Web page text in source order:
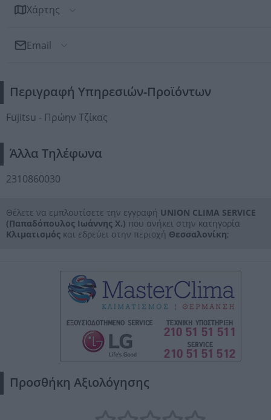
Χάρτης
Email
Προς: UNION CLIMA SERVICE (Παπαδόπουλος Ιωάννης
Αποδέχομαι τουςΌρους Χρήσηςκαι τηνΠολιτική Προστασίας
Προσωπικών Δεδομένων
Περιγραφή Υπηρεσιών-Προϊόντων
Fujitsu - Πρώην Τζίκας
Άλλα Τηλέφωνα
2310860030
Θέλετε να εμπλουτίσετε την εγγραφή UNION CLIMA SERVICE
(Παπαδόπουλος Ιωάννης Χ.) που ανήκει στην κατηγορία
Κλιματισμός και εδρεύει στην περιοχή Θεσσαλονίκη;
Προσθήκη Αξιολόγησης